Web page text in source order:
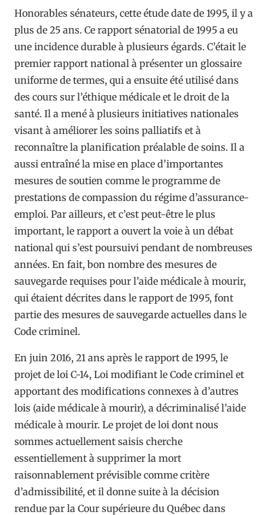
Honorables sénateurs, cette étude date de 1995, il y a
plus de 25 ans. Ce rapport sénatorial de 1995 a eu
une incidence durable à plusieurs égards. C’était le
premier rapport national à présenter un glossaire
uniforme de termes, qui a ensuite été utilisé dans
des cours sur l’éthique médicale et le droit de la
santé. Il a mené à plusieurs initiatives nationales
visant à améliorer les soins palliatifs et à
reconnaître la planification préalable de soins. Il a
aussi entraîné la mise en place d’importantes
mesures de soutien comme le programme de
prestations de compassion du régime d’assurance-
emploi. Par ailleurs, et c’est peut-être le plus
important, le rapport a ouvert la voie à un débat
national qui s’est poursuivi pendant de nombreuses
années. En fait, bon nombre des mesures de
sauvegarde requises pour l’aide médicale à mourir,
qui étaient décrites dans le rapport de 1995, font
partie des mesures de sauvegarde actuelles dans le
Code criminel.
En juin 2016, 21 ans après le rapport de 1995, le
projet de loi C-14, Loi modifiant le Code criminel et
apportant des modifications connexes à d’autres
lois (aide médicale à mourir), a décriminalisé l’aide
médicale à mourir. Le projet de loi dont nous
sommes actuellement saisis cherche
essentiellement à supprimer la mort
raisonnablement prévisible comme critère
d’admissibilité, et il donne suite à la décision
rendue par la Cour supérieure du Québec dans